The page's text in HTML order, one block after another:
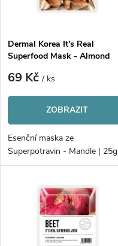
p
r
o
d
u
s
p
r
o
d
Dermal Korea It's Real
Superfood Mask - Almond
69 Kč/ ks
ZOBRAZIT
Esenční maska ze
Superpotravin - Mandle | 25g